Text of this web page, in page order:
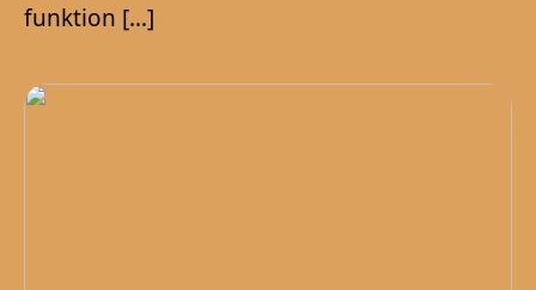
funktion […]